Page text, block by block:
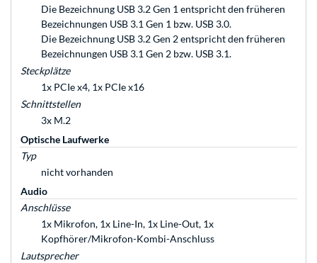
Die Bezeichnung USB 3.2 Gen 1 entspricht den früheren
Bezeichnungen USB 3.1 Gen 1 bzw. USB 3.0.
Die Bezeichnung USB 3.2 Gen 2 entspricht den früheren
Bezeichnungen USB 3.1 Gen 2 bzw. USB 3.1.
Steckplätze
1x PCIe x4, 1x PCIe x16
Schnittstellen
3x M.2
Optische Laufwerke
Typ
nicht vorhanden
Audio
Anschlüsse
1x Mikrofon, 1x Line-In, 1x Line-Out, 1x
Kopfhörer/Mikrofon-Kombi-Anschluss
Lautsprecher